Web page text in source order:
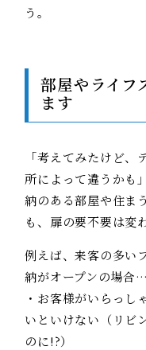
う。
部屋やライフ
ます
「考えてみたけど
所によって違うかも
納のある部屋や住ま
も、扉の要不要は変
例えば、来客の多い
納がオープンの場合…
・お客様がいらっし
いといけない（リビ
のに!?）